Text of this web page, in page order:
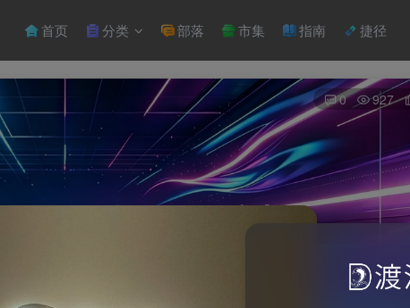
首页 分类 部落 市集 指南 捷径
0 927